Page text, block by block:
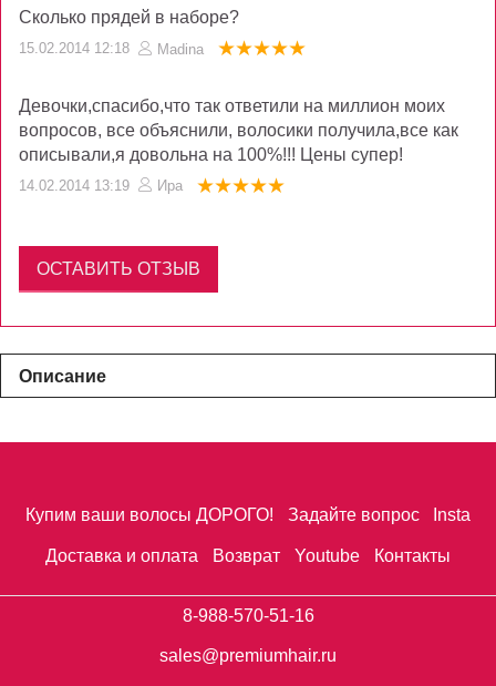
Сколько прядей в наборе?
15.02.2014 12:18 Madina
Девочки,спасибо,что так ответили на миллион моих
вопросов, все объяснили, волосики получила,все как
описывали,я довольна на 100%!!! Цены супер!
14.02.2014 13:19 Ира
ОСТАВИТЬ ОТЗЫВ
Описание
Купим ваши волосы ДОРОГО! Задайте вопрос Insta
Доставка и оплата Возврат Youtube Контакты
8-988-570-51-16
sales@premiumhair.ru